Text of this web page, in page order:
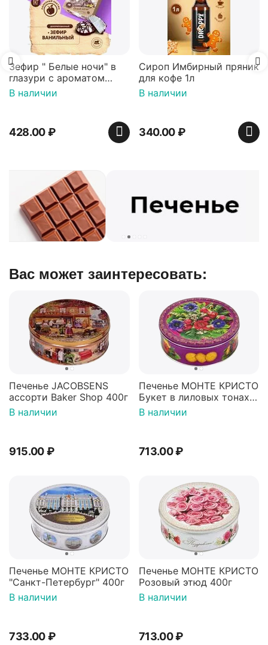
Зефир " Белые ночи" в
глазури с ароматом
ванили декорированный
900 гр*4 (телевизор)
В наличии
428.00₽
Сироп Имбирный пряник
для кофе 1л
В наличии
340.00₽
Вас может заинтересовать:
Печенье JACOBSENS
ассорти Baker Shop 400г
В наличии
915.00₽
Печенье МОНТЕ КРИСТО
Букет в лиловых тонах
400г
В наличии
713.00₽
Печенье МОНТЕ КРИСТО
"Санкт-Петербург" 400г
В наличии
733.00₽
Печенье МОНТЕ КРИСТО
Розовый этюд 400г
В наличии
713.00₽